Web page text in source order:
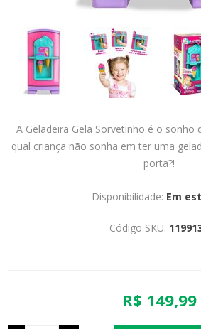
A Geladeira Gela Sorvetinho é o sonho
qual criança não sonha em ter uma
porta?!
Disponibilidade: Em
Código SKU:
R$ 149,99